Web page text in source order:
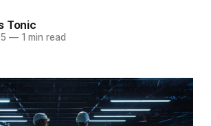
Tonic
—1 min read